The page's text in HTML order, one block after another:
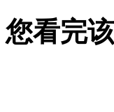
您看完